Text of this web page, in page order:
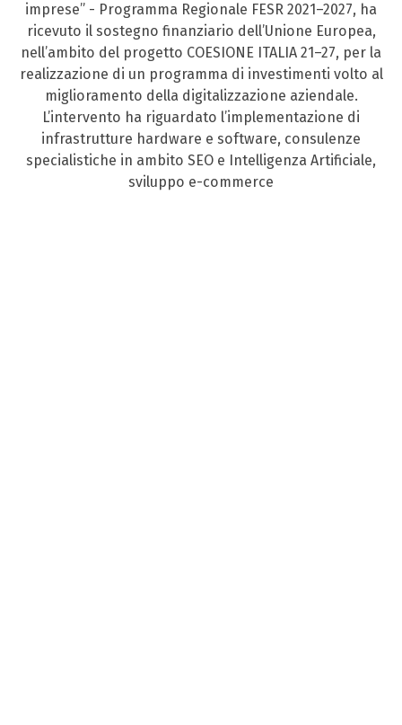
imprese” - Programma Regionale FESR 2021–2027, ha
ricevuto il sostegno finanziario dell’Unione Europea,
nell’ambito del progetto COESIONE ITALIA 21–27, per la
realizzazione di un programma di investimenti volto al
miglioramento della digitalizzazione aziendale.
L’intervento ha riguardato l’implementazione di
infrastrutture hardware e software, consulenze
specialistiche in ambito SEO e Intelligenza Artificiale,
sviluppo e-commerce